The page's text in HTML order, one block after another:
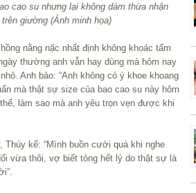
cao su nhưng lại không dám thừa nhận
giường (Ảnh minh họa)
nằng nặc nhất định không khoác tấm
thường anh vẫn hay dùng mà hôm nay
Anh bảo: “Anh không có ý khoe khoang
mà thật sự size của bao cao su này hôm
làm sao mà anh yêu trọn vẹn được khi
Thúy kể: “Mình buồn cười quá khi nghe
vừa thôi, vợ biết tỏng hết lý do thật sự là